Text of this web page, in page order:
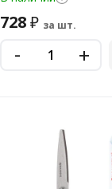
728₽ за шт.
- +